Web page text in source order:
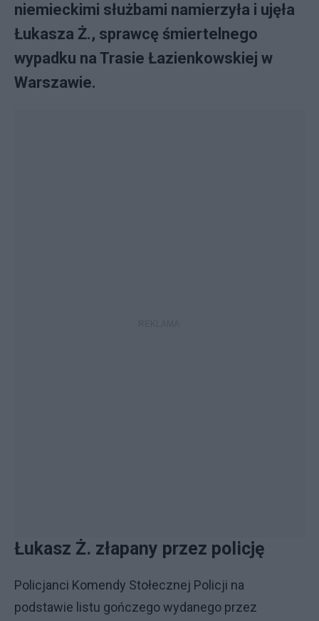
niemieckimi służbami namierzyła i ujęła
Łukasza Ż., sprawcę śmiertelnego
wypadku na Trasie Łazienkowskiej w
Warszawie.
Łukasz Ż. złapany przez policję
Policjanci Komendy Stołecznej Policji na
podstawie listu gończego wydanego przez